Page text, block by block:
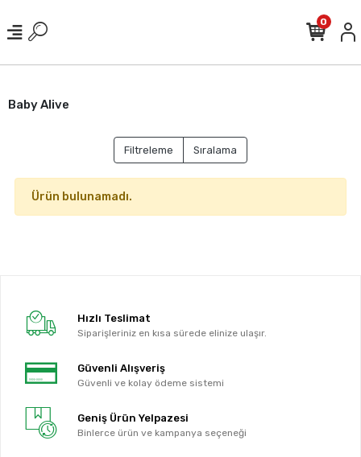
0
Baby Alive
Filtreleme Sıralama
Ürün bulunamadı.
Hızlı Teslimat
Siparişleriniz en kısa sürede elinize ulaşır.
Güvenli Alışveriş
Güvenli ve kolay ödeme sistemi
Geniş Ürün Yelpazesi
Binlerce ürün ve kampanya seçeneği